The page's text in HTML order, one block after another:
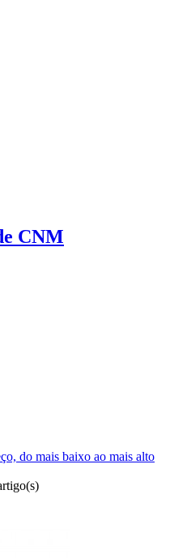
CNM
do mais baixo ao mais alto